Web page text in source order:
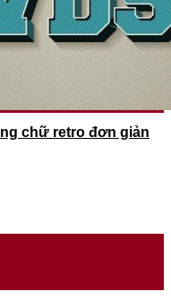
chữ retro đơn giản